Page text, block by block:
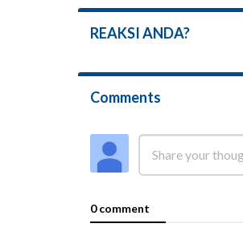
REAKSI ANDA?
Comments
0 comment